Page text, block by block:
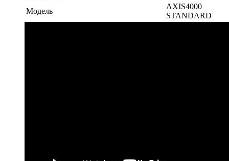
Модель
AXIS4000
STANDARD